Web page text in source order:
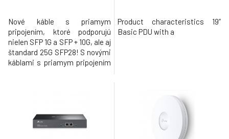
Nové káble s priamym
pripojením, ktoré podporujú
nielen SFP 1G a SFP + 10G, ale aj
štandard 25G SFP28! S novými
káblami s priamym pripojením
/ SFP + / SFP28 na veľmi
krátke vzdialenosti, vnútri
Product characteristics 19”
Basic PDU with a